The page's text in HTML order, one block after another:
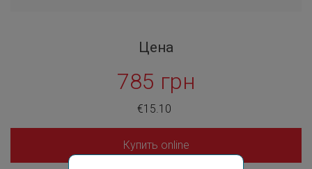
Цена
785 грн
€15.10
Купить online